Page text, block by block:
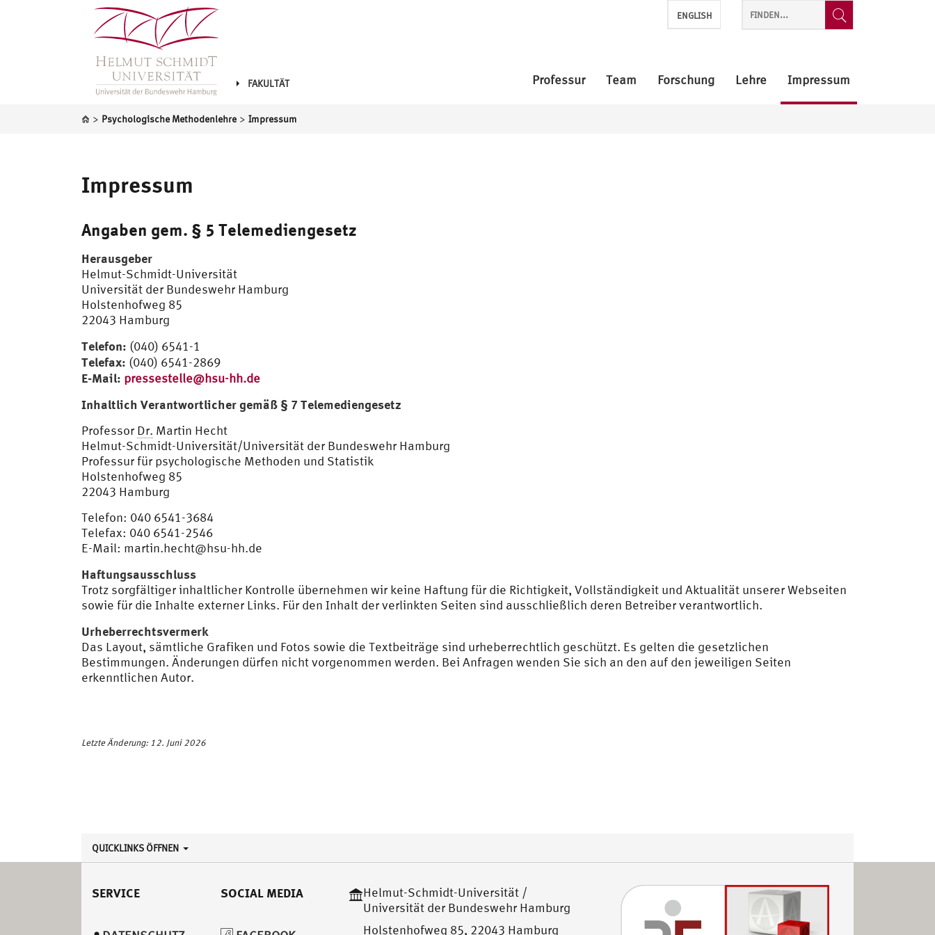
FAKULTÄT
ENGLISH
Professur Team Forschung Lehre Impressum
> Psychologische Methodenlehre > Impressum
Impressum
Angaben gem. § 5 Telemediengesetz
Herausgeber
Helmut-Schmidt-Universität
Universität der Bundeswehr Hamburg
Holstenhofweg 85
22043 Hamburg
Telefon: (040) 6541-1
Telefax: (040) 6541-2869
E-Mail: pressestelle@hsu-hh.de
Inhaltlich Verantwortlicher gemäß § 7 Telemediengesetz
Professor Dr. Martin Hecht
Helmut-Schmidt-Universität/Universität der Bundeswehr Hamburg
Professur für psychologische Methoden und Statistik
Holstenhofweg 85
22043 Hamburg
Telefon: 040 6541-3684
Telefax: 040 6541-2546
E-Mail: martin.hecht@hsu-hh.de
Haftungsausschluss
Trotz sorgfältiger inhaltlicher Kontrolle übernehmen wir keine Haftung für die Richtigkeit, Vollständigkeit und Aktualität unserer Webseiten
sowie für die Inhalte externer Links. Für den Inhalt der verlinkten Seiten sind ausschließlich deren Betreiber verantwortlich.
Urheberrechtsvermerk
Das Layout, sämtliche Grafiken und Fotos sowie die Textbeiträge sind urheberrechtlich geschützt. Es gelten die gesetzlichen
Bestimmungen. Änderungen dürfen nicht vorgenommen werden. Bei Anfragen wenden Sie sich an den auf den jeweiligen Seiten
erkenntlichen Autor.
Letzte Änderung: 12. Juni 2026
QUICKLINKS ÖFFNEN
SERVICE SOCIAL MEDIA
Helmut-Schmidt-Universität /
Universität der Bundeswehr Hamburg
Holstenhofweg 85, 22043 Hamburg